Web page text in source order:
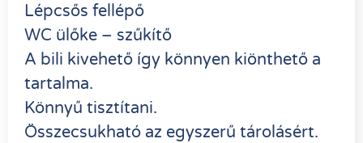
Lépcsős fellépő
WC ülőke – szűkítő
A bili kivehető így könnyen kiönthető a
tartalma.
Könnyű tisztítani.
Összecsukható az egyszerű tárolásért.